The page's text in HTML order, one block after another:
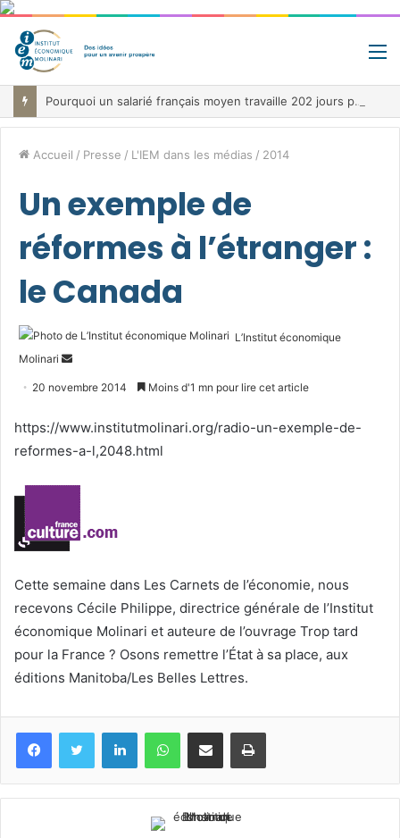
Pourquoi un salarié français moyen travaille 202 jours par an pour financer impôts et cotisations, un record dans toute l’Union européenne
Accueil / Presse / L'IEM dans les médias / 2014
Un exemple de
réformes à l’étranger :
le Canada
L’Institut économique
Molinari
Envoyer
20 novembre 2014 Moins d'1 mn pour lire cet article
https://www.institutmolinari.org/radio-un-exemple-de-
reformes-a-l,2048.html
Cette semaine dans Les Carnets de l’économie, nous
recevons Cécile Philippe, directrice générale de l’Institut
économique Molinari et auteure de l’ouvrage Trop tard
pour la France ? Osons remettre l’État à sa place, aux
éditions Manitoba/Les Belles Lettres.
FacebookTwitter LinkedinWhatsApp
Partagez par mail Imprimez